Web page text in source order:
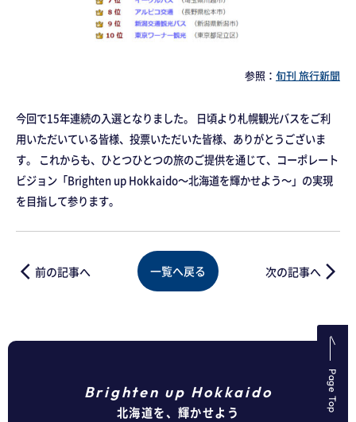
参照： 旬刊 旅行新聞
今回で15年連続の入選となりました。 日頃より札幌観光バスをご利
用いただいている皆様、投票いただいた皆様、ありがとうございま
す。 これからも、ひとつひとつの旅のご提供を通じて、コーポレート
ビジョン「Brighten up Hokkaido～北海道を輝かせよう～」の実現
を目指して参ります。
arrow_back_ios 前の記事へ 一覧へ戻る 次の記事へ arrow_forward_ios
Page Top
Brighten up Hokkaido
北海道を、輝かせよう